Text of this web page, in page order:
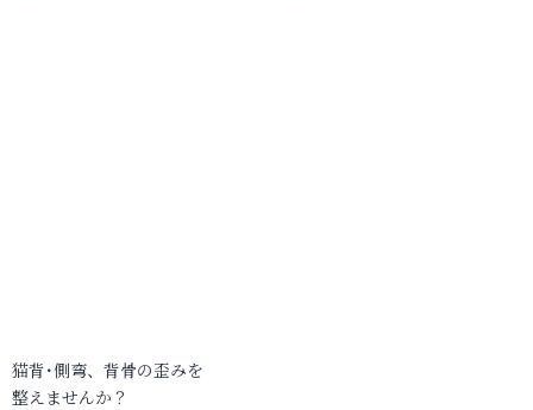
猫背･側弯、背骨の歪みを
整えませんか？